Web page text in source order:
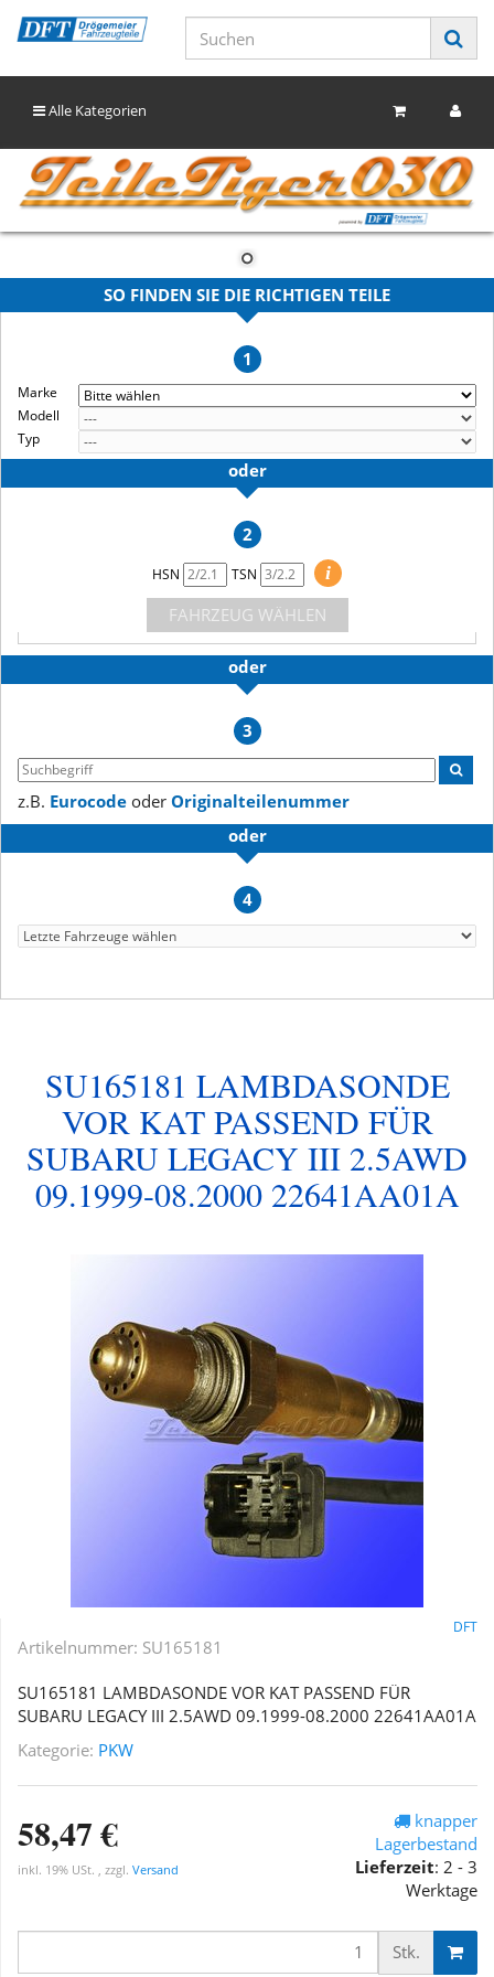
Alle Kategorien
SO FINDEN SIE DIE RICHTIGEN TEILE
1
Marke
Modell
Typ
oder
2
HSN TSN
i
FAHRZEUG WÄHLEN
oder
3
z.B. Eurocode oder Originalteilenummer
oder
4
SU165181 LAMBDASONDE
VOR KAT PASSEND FÜR
SUBARU LEGACY III 2.5AWD
09.1999-08.2000 22641AA01A
DFT
Artikelnummer: SU165181
SU165181 LAMBDASONDE VOR KAT PASSEND FÜR
SUBARU LEGACY III 2.5AWD 09.1999-08.2000 22641AA01A
Kategorie: PKW
58,47 €
inkl. 19% USt. , zzgl. Versand
knapper
Lagerbestand
Lieferzeit: 2 - 3
Werktage
Stk.